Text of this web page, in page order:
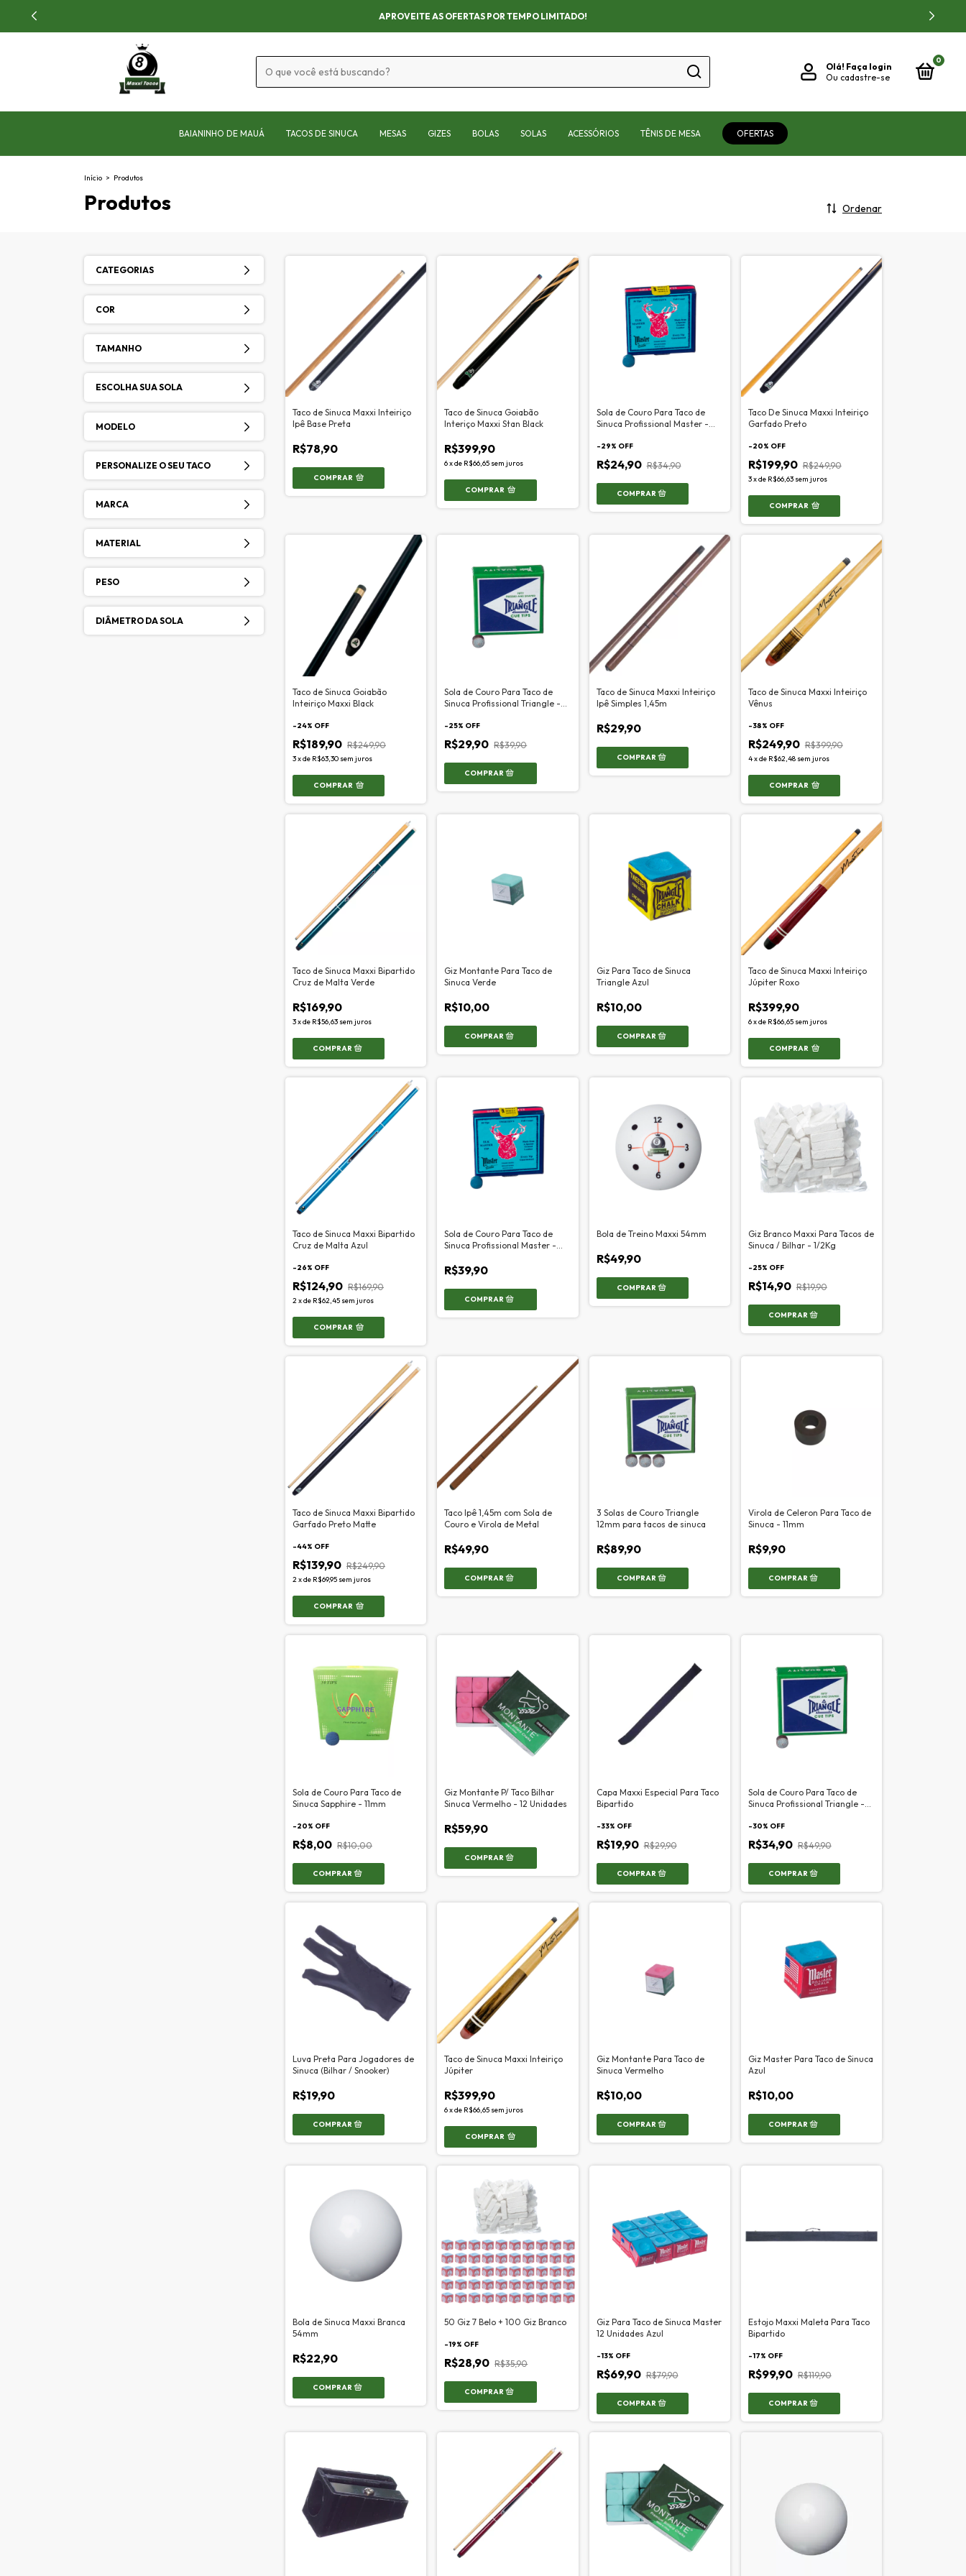
APROVEITE AS OFERTAS POR TEMPO LIMITADO!
Olá! Faça login
Ou cadastre-se
0
BAIANINHO DE MAUÁ TACOS DE SINUCA MESAS GIZES BOLAS SOLAS ACESSÓRIOS TÊNIS DE MESA OFERTAS
Início > Produtos
Produtos Ordenar
CATEGORIAS
COR
TAMANHO
ESCOLHA SUA SOLA
MODELO
PERSONALIZE O SEU TACO
MARCA
MATERIAL
PESO
DIÂMETRO DA SOLA
Taco de Sinuca Maxxi Inteiriço
Ipê Base Preta
R$78,90
COMPRAR
Taco de Sinuca Goiabão
Interiço Maxxi Stan Black
R$399,90
6xde R$66,65 sem juros
COMPRAR
Sola de Couro Para Taco de
Sinuca Profissional Master -
-29% OFF
R$24,90 R$34,90
Taco De Sinuca Maxxi Inteiriço
Garfado Preto
-20% OFF
R$199,90 R$249,90
3xde R$66,63 sem juros
COMPRAR
Taco de Sinuca Goiabão
Inteiriço Maxxi Black
-24% OFF
R$189,90 R$249,90
3xde R$63,30 sem juros
COMPRAR
Sola de Couro Para Taco de
Sinuca Profissional Triangle -
-25% OFF
R$29,90 R$39,90
Taco de Sinuca Maxxi Inteiriço
Ipê Simples 1,45m
R$29,90
Taco de Sinuca Maxxi Inteiriço
Vênus
-38% OFF
R$249,90 R$399,90
4xde R$62,48 sem juros
COMPRAR
Taco de Sinuca Maxxi Bipartido
Cruz de Malta Verde
R$169,90
3xde R$56,63 sem juros
Giz Montante Para Taco de
Sinuca Verde
R$10,00
Giz Para Taco de Sinuca
Triangle Azul
R$10,00
Taco de Sinuca Maxxi Inteiriço
Júpiter Roxo
R$399,90
6xde R$66,65 sem juros
COMPRAR
Taco de Sinuca Maxxi Bipartido
Cruz de Malta Azul
-26% OFF
R$124,90 R$169,90
2xde R$62,45 sem juros
COMPRAR
Sola de Couro Para Taco de
Sinuca Profissional Master -
R$39,90
Bola de Treino Maxxi 54mm
R$49,90
Giz Branco Maxxi Para Tacos de
Sinuca / Bilhar - 1/2Kg
-25% OFF
R$14,90 R$19,90
Taco de Sinuca Maxxi Bipartido
Garfado Preto Matte
-44% OFF
R$139,90 R$249,90
2xde R$69,95 sem juros
COMPRAR
Taco Ipê 1,45m com Sola de
Couro e Virola de Metal
R$49,90
3 Solas de Couro Triangle
12mm para tacos de sinuca
R$89,90
Virola de Celeron Para Taco de
Sinuca - 11mm
R$9,90
Sola de Couro Para Taco de
Sinuca Sapphire - 11mm
-20% OFF
R$8,00 R$10,00
Giz Montante P/ Taco Bilhar
Sinuca Vermelho - 12 Unidades
R$59,90
Capa Maxxi Especial Para Taco
Bipartido
-33% OFF
R$19,90 R$29,90
Sola de Couro Para Taco de
Sinuca Profissional Triangle -
-30% OFF
R$34,90 R$49,90
Luva Preta Para Jogadores de
Sinuca (Bilhar / Snooker)
R$19,90
Taco de Sinuca Maxxi Inteiriço
Júpiter
R$399,90
6xde R$66,65 sem juros
COMPRAR
Giz Montante Para Taco de
Sinuca Vermelho
R$10,00
Giz Master Para Taco de Sinuca
Azul
R$10,00
Bola de Sinuca Maxxi Branca
54mm
R$22,90
50 Giz 7 Belo + 100 Giz Branco
-19% OFF
R$28,90 R$35,90
Giz Para Taco de Sinuca Master
12 Unidades Azul
-13% OFF
R$69,90 R$79,90
Estojo Maxxi Maleta Para Taco
Bipartido
-17% OFF
R$99,90 R$119,90